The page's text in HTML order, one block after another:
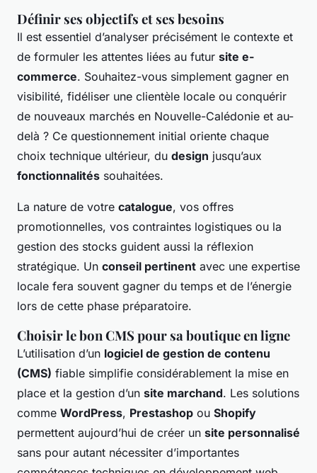
Définir ses objectifs et ses besoins
Il est essentiel d’analyser précisément le contexte et
de formuler les attentes liées au futur site e-
commerce. Souhaitez-vous simplement gagner en
visibilité, fidéliser une clientèle locale ou conquérir
de nouveaux marchés en Nouvelle-Calédonie et au-
delà ? Ce questionnement initial oriente chaque
choix technique ultérieur, du design jusqu’aux
fonctionnalités souhaitées.
La nature de votre catalogue, vos offres
promotionnelles, vos contraintes logistiques ou la
gestion des stocks guident aussi la réflexion
stratégique. Un conseil pertinent avec une expertise
locale fera souvent gagner du temps et de l’énergie
lors de cette phase préparatoire.
Choisir le bon CMS pour sa boutique en ligne
L’utilisation d’un logiciel de gestion de contenu
(CMS) fiable simplifie considérablement la mise en
place et la gestion d’un site marchand. Les solutions
comme WordPress, Prestashop ou Shopify
permettent aujourd’hui de créer un site personnalisé
sans pour autant nécessiter d’importantes